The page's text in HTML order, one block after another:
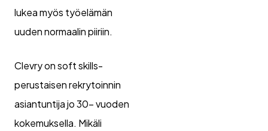
lukea myös työelämän
uuden normaalin piiriin.
Clevry on soft skills-
perustaisen rekrytoinnin
asiantuntija jo 30- vuoden
kokemuksella. Mikäli